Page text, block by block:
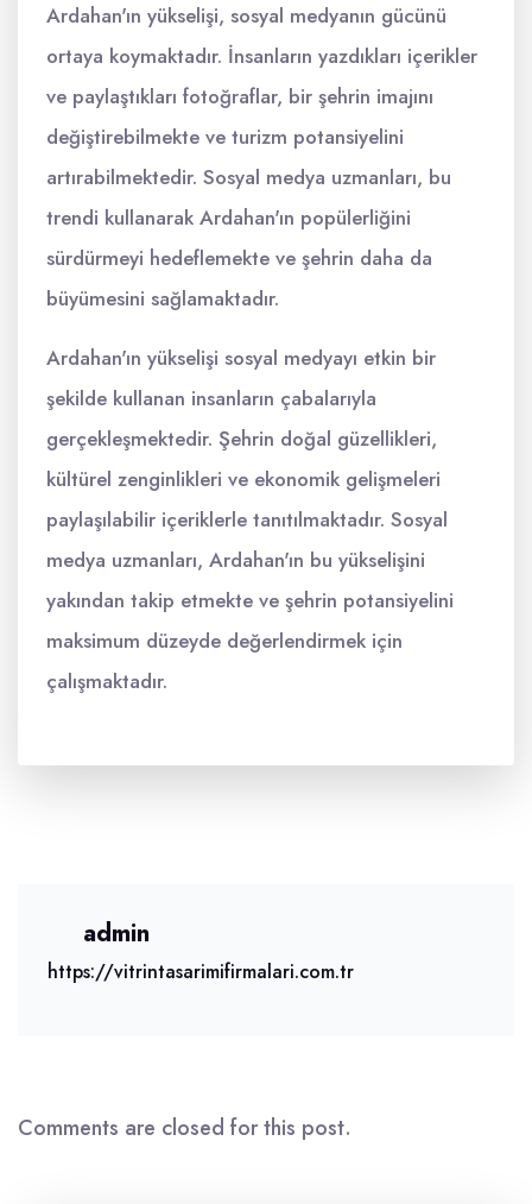
Ardahan'ın yükselişi, sosyal medyanın gücünü
ortaya koymaktadır. İnsanların yazdıkları içerikler
ve paylaştıkları fotoğraflar, bir şehrin imajını
değiştirebilmekte ve turizm potansiyelini
artırabilmektedir. Sosyal medya uzmanları, bu
trendi kullanarak Ardahan'ın popülerliğini
sürdürmeyi hedeflemekte ve şehrin daha da
büyümesini sağlamaktadır.
Ardahan'ın yükselişi sosyal medyayı etkin bir
şekilde kullanan insanların çabalarıyla
gerçekleşmektedir. Şehrin doğal güzellikleri,
kültürel zenginlikleri ve ekonomik gelişmeleri
paylaşılabilir içeriklerle tanıtılmaktadır. Sosyal
medya uzmanları, Ardahan'ın bu yükselişini
yakından takip etmekte ve şehrin potansiyelini
maksimum düzeyde değerlendirmek için
çalışmaktadır.
admin
https://vitrintasarimifirmalari.com.tr
Comments are closed for this post.